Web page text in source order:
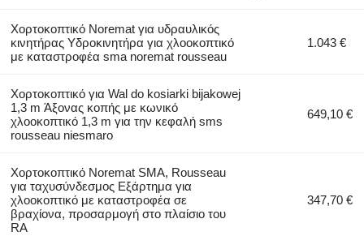
Χορτοκοπτικό Noremat για υδραυλικός
κινητήρας Υδροκινητήρα για χλοοκοπτικό
με καταστροφέα sma noremat rousseau
1.043 €
Χορτοκοπτικό για Wal do kosiarki bijakowej
1,3 m Άξονας κοπής με κωνικό
χλοοκοπτικό 1,3 m για την κεφαλή sms
rousseau niesmaro
649,10 €
Χορτοκοπτικό Noremat SMA, Rousseau
για ταχυσύνδεσμος Εξάρτημα για
χλοοκοπτικό με καταστροφέα σε
βραχίονα, προσαρμογή στο πλαίσιο του
RA
347,70 €